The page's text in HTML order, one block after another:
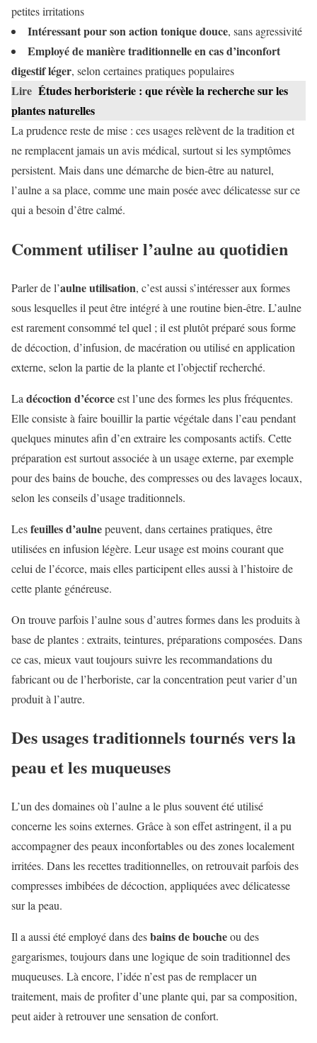
petites irritations
Intéressant pour son action tonique douce, sans agressivité
Employé de manière traditionnelle en cas d’inconfort
digestif léger, selon certaines pratiques populaires
Lire Études herboristerie : que révèle la recherche sur les
plantes naturelles
La prudence reste de mise : ces usages relèvent de la tradition et
ne remplacent jamais un avis médical, surtout si les symptômes
persistent. Mais dans une démarche de bien-être au naturel,
l’aulne a sa place, comme une main posée avec délicatesse sur ce
qui a besoin d’être calmé.
Comment utiliser l’aulne au quotidien
Parler de l’aulne utilisation, c’est aussi s’intéresser aux formes
sous lesquelles il peut être intégré à une routine bien-être. L’aulne
est rarement consommé tel quel ; il est plutôt préparé sous forme
de décoction, d’infusion, de macération ou utilisé en application
externe, selon la partie de la plante et l’objectif recherché.
La décoction d’écorceest l’une des formes les plus fréquentes.
Elle consiste à faire bouillir la partie végétale dans l’eau pendant
quelques minutes afin d’en extraire les composants actifs. Cette
préparation est surtout associée à un usage externe, par exemple
pour des bains de bouche, des compresses ou des lavages locaux,
selon les conseils d’usage traditionnels.
Lesfeuilles d’aulnepeuvent, dans certaines pratiques, être
utilisées en infusion légère. Leur usage est moins courant que
celui de l’écorce, mais elles participent elles aussi à l’histoire de
cette plante généreuse.
On trouve parfois l’aulne sous d’autres formes dans les produits à
base de plantes : extraits, teintures, préparations composées. Dans
ce cas, mieux vaut toujours suivre les recommandations du
fabricant ou de l’herboriste, car la concentration peut varier d’un
produit à l’autre.
Des usages traditionnels tournés vers la
peau et les muqueuses
L’un des domaines où l’aulne a le plus souvent été utilisé
concerne les soins externes. Grâce à son effet astringent, il a pu
accompagner des peaux inconfortables ou des zones localement
irritées. Dans les recettes traditionnelles, on retrouvait parfois des
compresses imbibées de décoction, appliquées avec délicatesse
sur la peau.
Il a aussi été employé dans desbains de boucheou des
gargarismes, toujours dans une logique de soin traditionnel des
muqueuses. Là encore, l’idée n’est pas de remplacer un
traitement, mais de profiter d’une plante qui, par sa composition,
peut aider à retrouver une sensation de confort.